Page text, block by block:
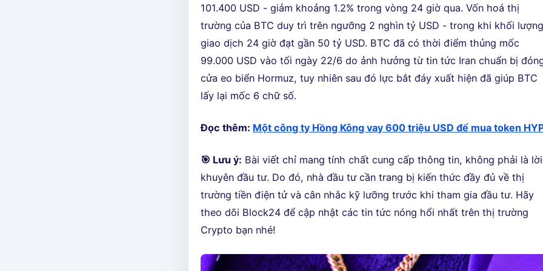
101.400 USD - giảm khoảng 1.2% trong vòng 24 giờ qua. Vốn hoá thị
trường của BTC duy trì trên ngưỡng 2 nghìn tỷ USD - trong khi khối lượng
giao dịch 24 giờ đạt gần 50 tỷ USD. BTC đã có thời điểm thủng mốc
99.000 USD vào tối ngày 22/6 do ảnh hưởng từ tin tức Iran chuẩn bị
cửa eo biển Hormuz, tuy nhiên sau đó lực bắt đáy xuất hiện đã giúp BTC
lấy lại mốc 6 chữ số.
Đọc thêm: Một công ty Hồng Kông vay 600 triệu USD để mua token
🎯 Lưu ý: Bài viết chỉ mang tính chất cung cấp thông tin, không phải là lời
khuyên đầu tư. Do đó, nhà đầu tư cần trang bị kiến thức đầy đủ về thị
trường tiền điện tử và cân nhắc kỹ lưỡng trước khi tham gia đầu tư. Hãy
theo dõi Block24 để cập nhật các tin tức nóng hổi nhất trên thị trường
Crypto bạn nhé!